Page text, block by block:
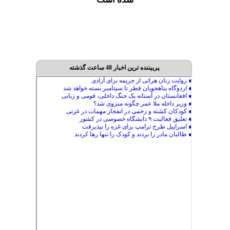
پربیننده ترین اخبار 48 ساعت گذشته